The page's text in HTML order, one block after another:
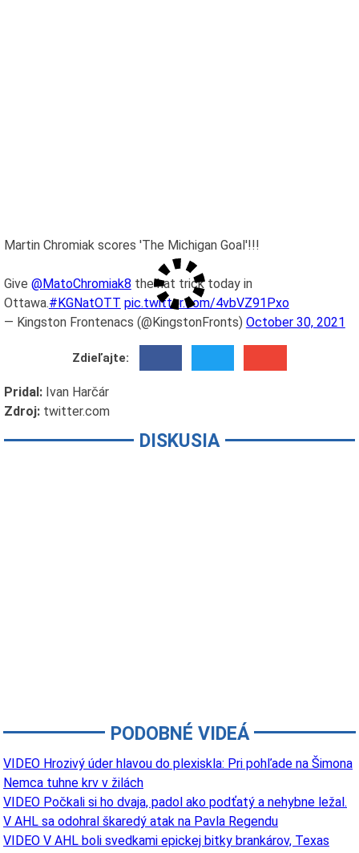
Martin Chromiak scores 'The Michigan Goal'!!!
Give @MatoChromiak8the hat trick today in
Ottawa.#KGNatOTT pic.twitter.com/4vbVZ91Pxo
— Kingston Frontenacs (@KingstonFronts) October 30, 2021
Zdieľajte:
Pridal: Ivan Harčár
Zdroj: twitter.com
DISKUSIA
PODOBNÉ VIDEÁ
VIDEO Hrozivý úder hlavou do plexiskla: Pri pohľade na Šimona
Nemca tuhne krv v žilách
VIDEO Počkali si ho dvaja, padol ako podťatý a nehybne ležal.
V AHL sa odohral škaredý atak na Pavla Regendu
VIDEO V AHL boli svedkami epickej bitky brankárov, Texas